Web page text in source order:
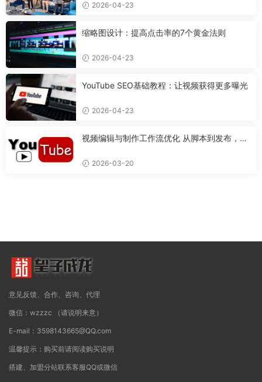
2026-04-23
缩略图设计：提高点击率的7个黄金法则
2026-04-23
YouTube SEO基础教程：让视频获得更多曝光
2026-04-23
视频编辑与制作工作流优化 从脚本到发布，打
2026-03-20
意见反馈、合作、咨询、代理
微信：wzzzc （请说明来意）
E-mail：3598143665@QQ.com
温馨提示：购买前请阅读购买说明
搭建、加盟分站联系客服QQ或微信